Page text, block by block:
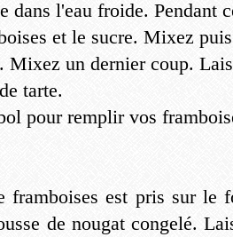
dans l'eau froide. Pendant
et le sucre. Mixez
Mixez un dernier coup.
tarte.
pour remplir vos
framboises est pris sur le
de nougat congelé.